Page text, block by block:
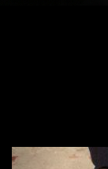
Previous